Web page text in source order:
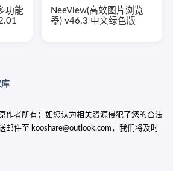
功能
NeeView(高效图片浏览
器) v46.3 中文绿色版
作者所有；如您认为相关资源侵犯了您的合法
邮件至 kooshare@outlook.com，我们将及时